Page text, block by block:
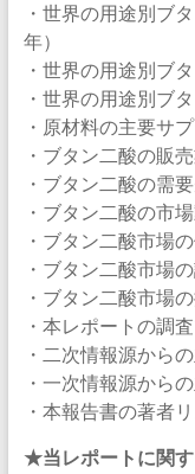
・世界の用途別ブ
年）
・世界の用途別ブ
・世界の用途別ブ
・原材料の主要サ
・ブタン二酸の販
・ブタン二酸の需
・ブタン二酸の市
・ブタン二酸市場
・ブタン二酸市場
・ブタン二酸市場
・本レポートの調
・二次情報源から
・一次情報源から
・本報告書の著者
★当レポートに関